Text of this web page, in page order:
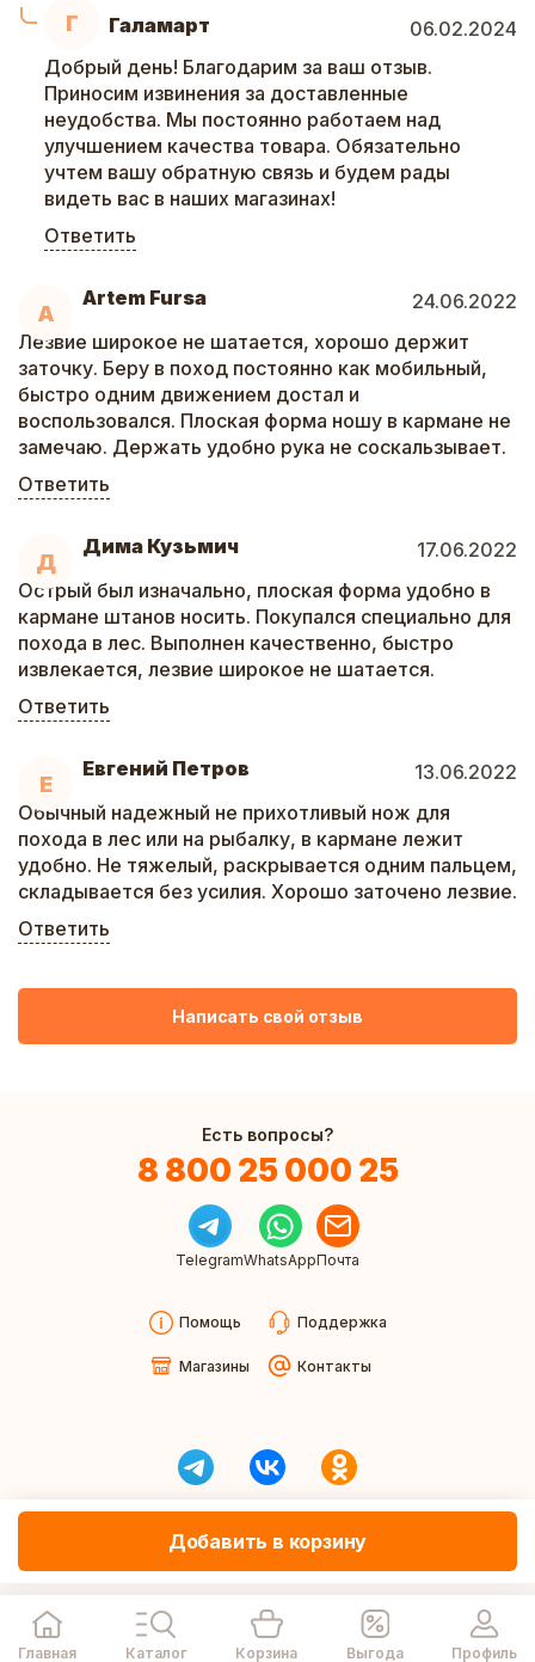
Добавить в корзину
Г Галамарт
06.02.2024
Добрый день! Благодарим за ваш отзыв.
Приносим извинения за доставленные
неудобства. Мы постоянно работаем над
улучшением качества товара. Обязательно
учтем вашу обратную связь и будем рады
видеть вас в наших магазинах!
Ответить
A
Artem Fursa
24.06.2022
Лезвие широкое не шатается, хорошо держит
заточку. Беру в поход постоянно как мобильный,
быстро одним движением достал и
воспользовался. Плоская форма ношу в кармане не
замечаю. Держать удобно рука не соскальзывает.
Ответить
Д
Дима Кузьмич
17.06.2022
Острый был изначально, плоская форма удобно в
кармане штанов носить. Покупался специально для
похода в лес. Выполнен качественно, быстро
извлекается, лезвие широкое не шатается.
Ответить
Е
Евгений Петров
13.06.2022
Обычный надежный не прихотливый нож для
похода в лес или на рыбалку, в кармане лежит
удобно. Не тяжелый, раскрывается одним пальцем,
складывается без усилия. Хорошо заточено лезвие.
Ответить
Написать свой отзыв
Есть вопросы?
8 800 25 000 25
TelegramWhatsAppПочта
Помощь Поддержка
Магазины Контакты
Главная Каталог Корзина Выгода Профиль